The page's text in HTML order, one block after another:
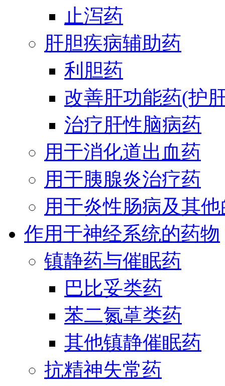
止泻药
肝胆疾病辅助药
利胆药
改善肝功能药(护
治疗肝性脑病药
用于消化道出血药
用于胰腺炎治疗药
用于炎性肠病及其
作用于神经系统的药物
镇静药与催眠药
巴比妥类药
苯二氮䓬类药
其他镇静催眠药
抗精神失常药